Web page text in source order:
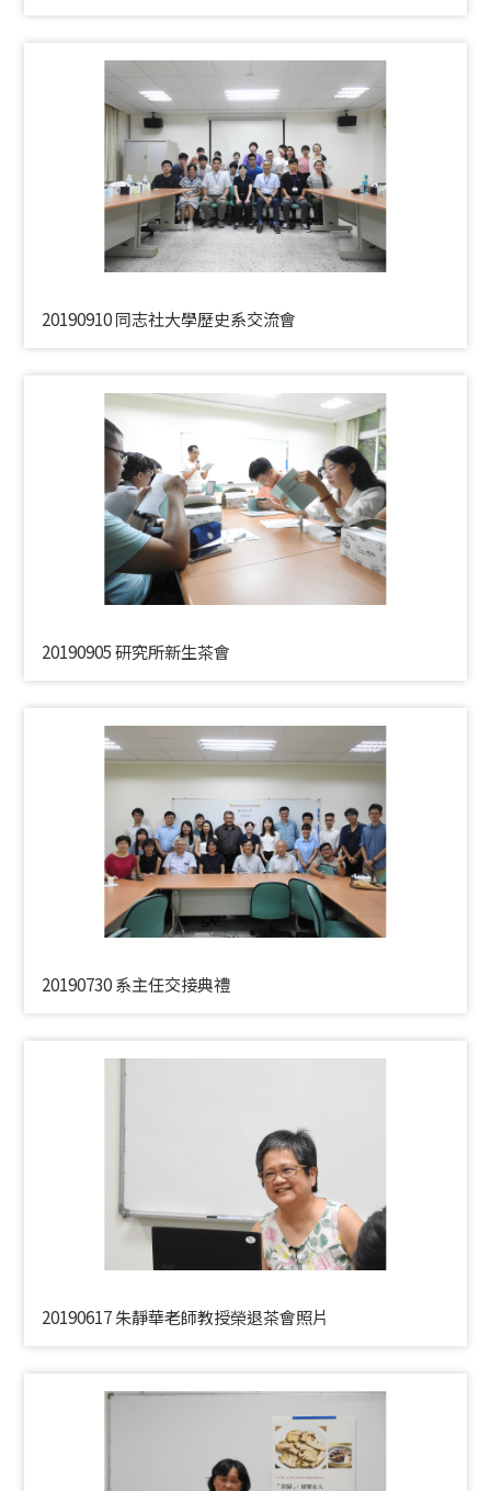
20190910 同志社大學歷史系交流會
20190905 研究所新生茶會
20190730 系主任交接典禮
20190617 朱靜華老師教授榮退茶會照片